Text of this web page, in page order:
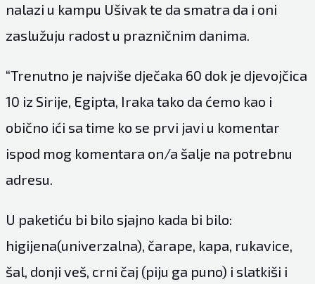
nalazi u kampu Ušivak te da smatra da i oni
zaslužuju radost u prazničnim danima.
“Trenutno je najviše dječaka 60 dok je djevojčica
10 iz Sirije, Egipta, Iraka tako da ćemo kao i
obično ići sa time ko se prvi javi u komentar
ispod mog komentara on/a šalje na potrebnu
adresu.
U paketiću bi bilo sjajno kada bi bilo:
higijena(univerzalna), čarape, kapa, rukavice,
šal, donji veš, crni čaj (piju ga puno) i slatkiši i